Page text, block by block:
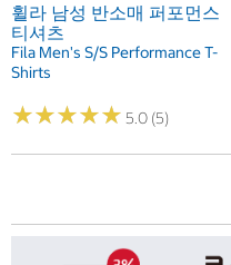
휠라 남성 반소매 퍼포먼스
티셔츠
Fila Men's S/S Performance T-
Shirts
★★★★★
★★★★★ 5.0 (5)